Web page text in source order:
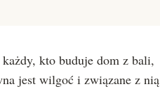
kto buduje dom z bali,
jest wilgoć i związane z nią